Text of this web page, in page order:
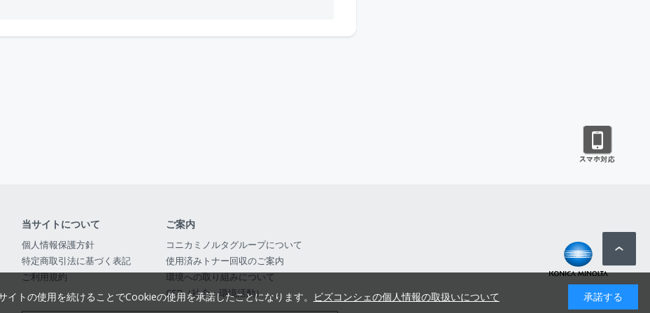
当サイトについて
個人情報保護方針
特定商取引法に基づく表記
ご利用規約
ご案内
コニカミノルタグループについて
使用済みトナー回収のご案内
環境への取り組みについて
CSR（社会・環境活動）
トの使用を続けることでCookieの使用を承諾したことになります。 ビズコンシェの個人情報の取扱いについて 承諾する